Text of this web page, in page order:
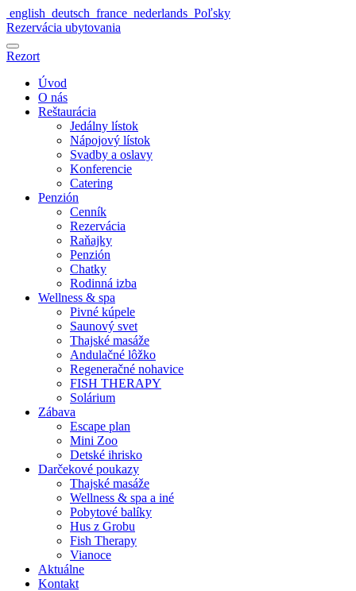
english deutsch france nederlands Poľsky
Rezervácia ubytovania
Rezort
Úvod
O nás
Reštaurácia
Jedálny lístok
Nápojový lístok
Svadby a oslavy
Konferencie
Catering
Penzión
Cenník
Rezervácia
Raňajky
Penzión
Chatky
Rodinná izba
Wellness & spa
Pivné kúpele
Saunový svet
Thajské masáže
Andulačné lôžko
Regeneračné nohavice
FISH THERAPY
Solárium
Zábava
Escape plan
Mini Zoo
Detské ihrisko
Darčekové poukazy
Thajské masáže
Wellness & spa a iné
Pobytové balíky
Hus z Grobu
Fish Therapy
Vianoce
Aktuálne
Kontakt